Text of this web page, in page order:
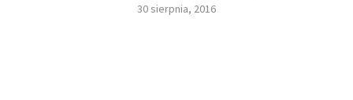
30 sierpnia, 2016